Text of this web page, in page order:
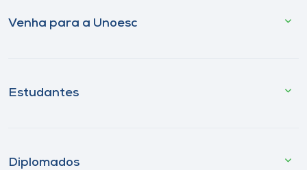
Venha para a Unoesc
Estudantes
Diplomados